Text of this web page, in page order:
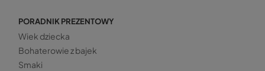
PORADNIK PREZENTOWY
Wiek dziecka
Bohaterowie z bajek
Smaki